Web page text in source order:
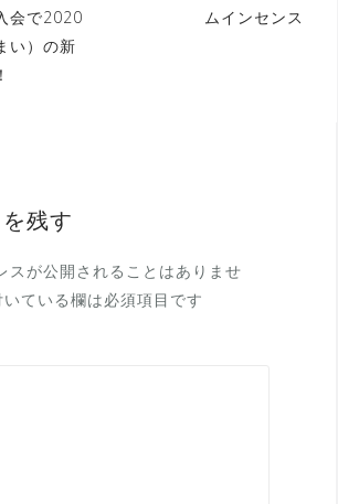
会で2020
い）の新
ムインセンス
残す
スが公開されることはありませ
いている欄は必須項目です